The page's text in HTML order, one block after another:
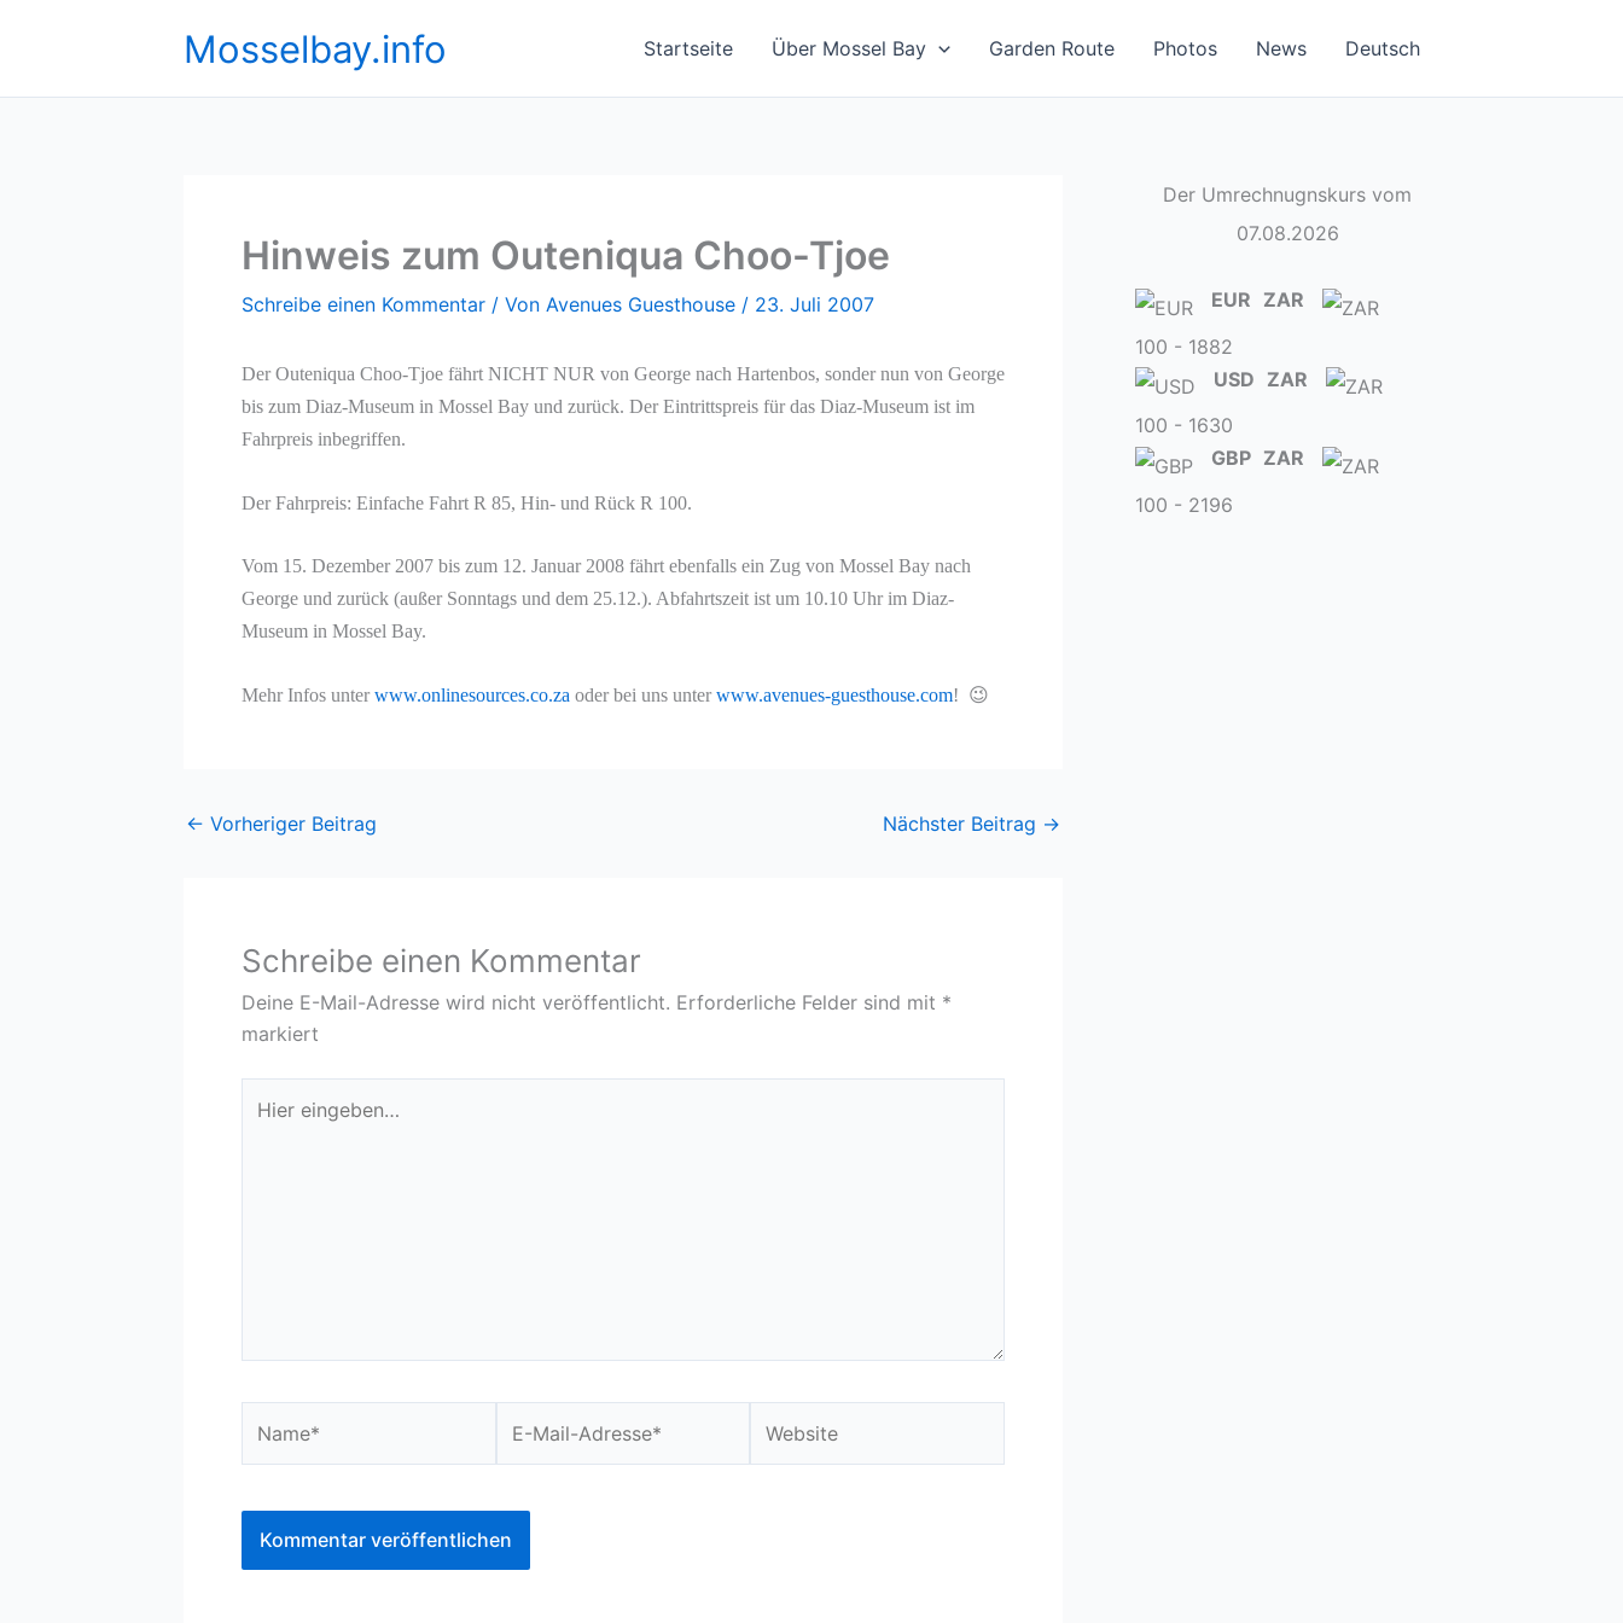
Mosselbay.info Startseite Über Mossel Bay Garden Route Photos News Deutsch
Hinweis zum Outeniqua Choo-Tjoe
Schreibe einen Kommentar / Von Avenues Guesthouse / 23. Juli 2007
Der Outeniqua Choo-Tjoe fährt NICHT NUR von George nach Hartenbos, sonder nun von George
bis zum Diaz-Museum in Mossel Bay und zurück. Der Eintrittspreis für das Diaz-Museum ist im
Fahrpreis inbegriffen.
Der Fahrpreis: Einfache Fahrt R 85, Hin- und Rück R 100.
Vom 15. Dezember 2007 bis zum 12. Januar 2008 fährt ebenfalls ein Zug von Mossel Bay nach
George und zurück (außer Sonntags und dem 25.12.). Abfahrtszeit ist um 10.10 Uhr im Diaz-
Museum in Mossel Bay.
Mehr Infos unter www.onlinesources.co.za oder bei uns unter www.avenues-guesthouse.com! 😉
← Vorheriger Beitrag Nächster Beitrag →
Schreibe einen Kommentar
Deine E-Mail-Adresse wird nicht veröffentlicht. Erforderliche Felder sind mit *
markiert
eingeben…
Mail-
Der Umrechnugnskurs vom
07.08.2026
EUR ZAR
100 - 1882
USD ZAR
100 - 1630
GBP ZAR
100 - 2196